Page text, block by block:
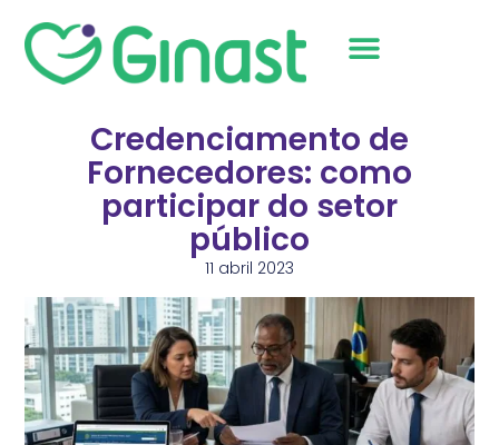
Credenciamento de
Fornecedores: como
participar do setor
público
11 abril 2023